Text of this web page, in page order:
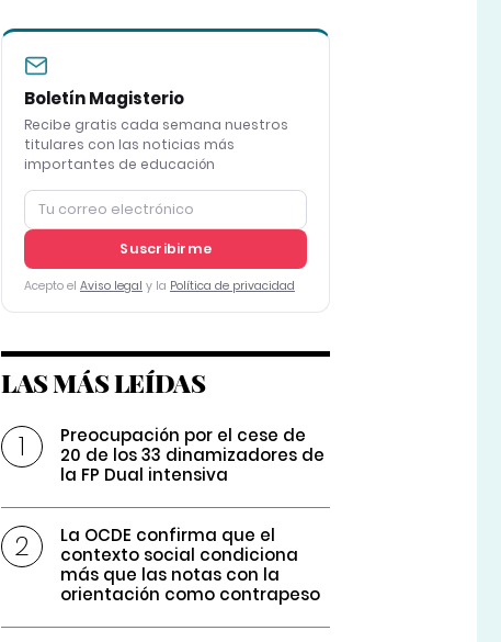
Boletín Magisterio
Recibe gratis cada semana nuestros
titulares con las noticias más
importantes de educación
Suscribirme
Acepto el Aviso legal y la Política de privacidad
LAS MÁS LEÍDAS
Preocupación por el cese de
20 de los 33 dinamizadores de
la FP Dual intensiva
La OCDE confirma que el
contexto social condiciona
más que las notas con la
orientación como contrapeso